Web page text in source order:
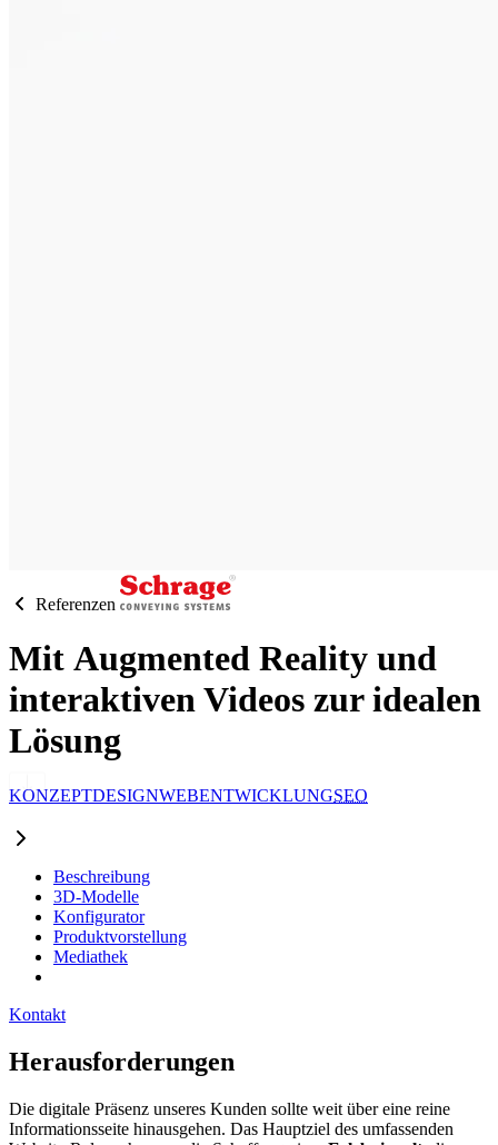
Referenzen
Mit Augmented Reality und
interaktivenVideos zuridealen
Lösung
KONZEPTDESIGNWEBENTWICKLUNGSEO
Beschreibung
3D-Modelle
Konfigurator
Produktvorstellung
Mediathek
Kontakt
Herausforderungen
Die digitale Präsenz unseres Kunden sollte weit über eine reine
Informationsseite hinausgehen. Das Hauptziel des umfassenden